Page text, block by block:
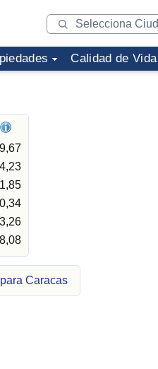
Calidad de Vida
Caracas